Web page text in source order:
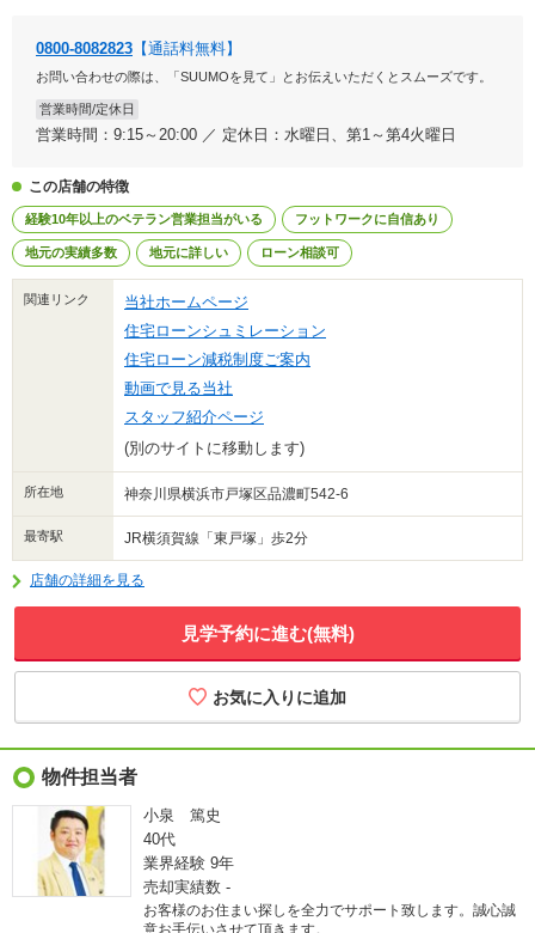
0800-8082823 【通話料無料】
お問い合わせの際は、「SUUMOを見て」とお伝えいただくとスムーズです。
営業時間/定休日
営業時間：9:15～20:00 ／ 定休日：水曜日、第1～第4火曜日
この店舗の特徴
経験10年以上のベテラン営業担当がいる フットワークに自信あり
地元の実績多数 地元に詳しい ローン相談可
関連リンク
当社ホームページ
住宅ローンシュミレーション
住宅ローン減税制度ご案内
動画で見る当社
スタッフ紹介ページ
(別のサイトに移動します)
所在地 神奈川県横浜市戸塚区品濃町542-6
最寄駅 JR横須賀線「東戸塚」歩2分
店舗の詳細を見る
見学予約に進む(無料)
物件担当者
小泉 篤史
40代
業界経験 9年
売却実績数 -
お客様のお住まい探しを全力でサポート致します。誠心誠
意お手伝いさせて頂きます。